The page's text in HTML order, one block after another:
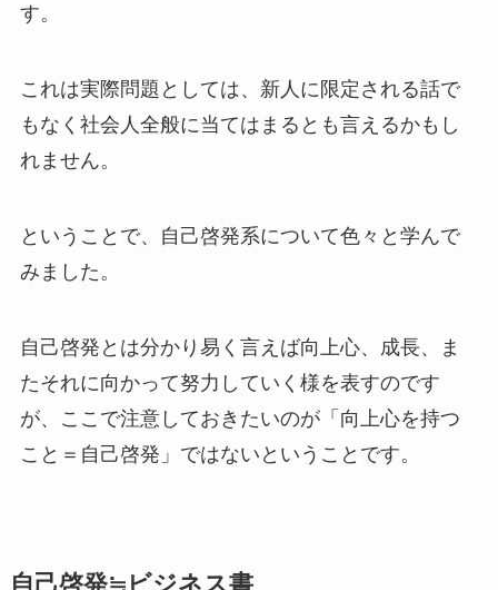
す。
これは実際問題としては、新人に限定される話で
もなく社会人全般に当てはまるとも言えるかもし
れません。
ということで、自己啓発系について色々と学んで
みました。
自己啓発とは分かり易く言えば向上心、成長、ま
たそれに向かって努力していく様を表すのです
が、ここで注意しておきたいのが「向上心を持つ
こと＝自己啓発」ではないということです。
自己啓発≒ビジネス書